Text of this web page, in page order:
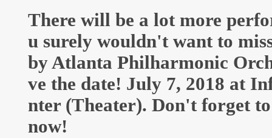
There will be a lot more
u surely wouldn't want to
by Atlanta Philharmonic
ve the date! July 7, 2018 at
nter (Theater). Don't forget
now!